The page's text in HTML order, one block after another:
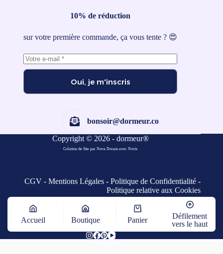
10% de réduction
sur votre première commande, ça vous tente ? 😍
Oui, je m'inscris
bonsoir@dormeur.co
Copyright © 2026 - dormeur®
Création de Site par Nova Dream avecNovis
CGV -Mentions Légales -Politique de Confidentialité -
Politique relative aux Cookies
Accueil Boutique Panier
Défilement
vers le haut